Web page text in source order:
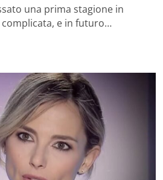
una prima stagione in
e in futuro…